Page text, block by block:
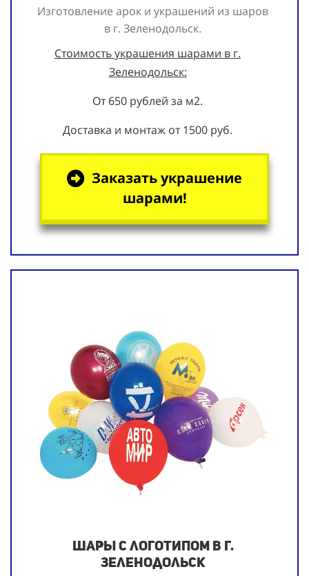
Изготовление арок и украшений из шаров
в г. Зеленодольск.
Стоимость украшения шарами в г.
Зеленодольск:
От 650 рублей за м2.
Доставка и монтаж от 1500 руб.
Заказать украшение
шарами!
Шары с логотипом в г.
Зеленодольск